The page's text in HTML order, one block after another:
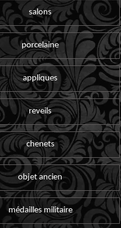
salons
porcelaine
appliques
reveils
chenets
objet ancien
médailles militaire